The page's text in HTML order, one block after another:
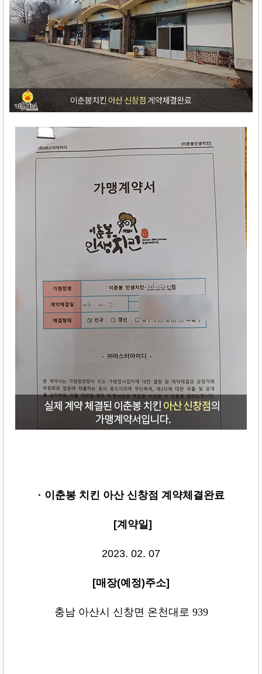
· 이춘봉 치킨 아산 신창점 계약체결완료
[계약일]
2023. 02. 07
[매장(예정)주소]
충남 아산시 신창면 온천대로 939